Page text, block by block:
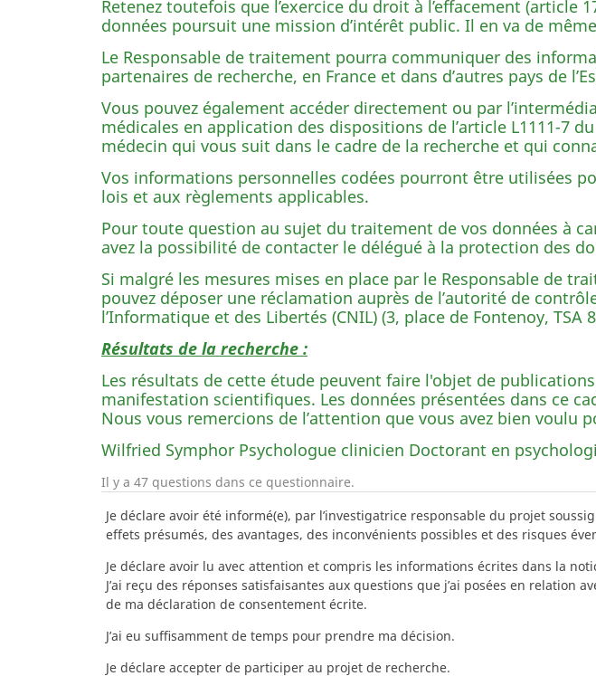
Retenez toutefois que l’exercice du droit à l’effacement
données poursuit une mission d’intérêt public. Il en va de
Le Responsable de traitement pourra communiquer des
partenaires de recherche, en France et dans d’autres pays de
Vous pouvez également accéder directement ou par
médicales en application des dispositions de l’article L1111-7
médecin qui vous suit dans le cadre de la recherche et qui
Vos informations personnelles codées pourront être utilisées
lois et aux règlements applicables.
Pour toute question au sujet du traitement de vos données à
avez la possibilité de contacter le délégué à la protection des
Si malgré les mesures mises en place par le Responsable de
pouvez déposer une réclamation auprès de l’autorité de
l’Informatique et des Libertés (CNIL) (3, place de Fontenoy, TSA
Résultats de la recherche :
Les résultats de cette étude peuvent faire l'objet de
manifestation scientifiques. Les données présentées dans ce
Nous vous remercions de l’attention que vous avez bien voulu
Wilfried Symphor Psychologue clinicien Doctorant en
Il y a 47 questions dans ce questionnaire.
Je déclare avoir été informé(e), par l’investigatrice responsable du projet
effets présumés, des avantages, des inconvénients possibles et des risques
Je déclare avoir lu avec attention et compris les informations écrites dans la
J’ai reçu des réponses satisfaisantes aux questions que j’ai posées en
de ma déclaration de consentement écrite.
J’ai eu suffisamment de temps pour prendre ma décision.
Je déclare accepter de participer au projet de recherche.